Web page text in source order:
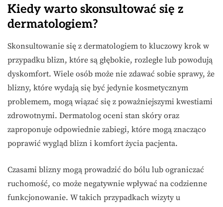
Kiedy warto skonsultować się z
dermatologiem?
Skonsultowanie się z dermatologiem to kluczowy krok w
przypadku blizn, które są głębokie, rozległe lub powodują
dyskomfort. Wiele osób może nie zdawać sobie sprawy, że
blizny, które wydają się być jedynie kosmetycznym
problemem, mogą wiązać się z poważniejszymi kwestiami
zdrowotnymi. Dermatolog oceni stan skóry oraz
zaproponuje odpowiednie zabiegi, które mogą znacząco
poprawić wygląd blizn i komfort życia pacjenta.
Czasami blizny mogą prowadzić do bólu lub ograniczać
ruchomość, co może negatywnie wpływać na codzienne
funkcjonowanie. W takich przypadkach wizyty u